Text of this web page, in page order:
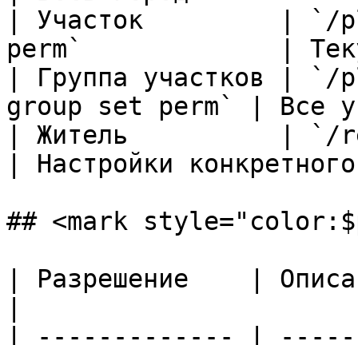
| Участок         | `/
perm`             |
| Группа участков |
group set perm` | Все
| Житель          | `/
| Настройки
## <mark
| Разрешение    |
| ------------- |